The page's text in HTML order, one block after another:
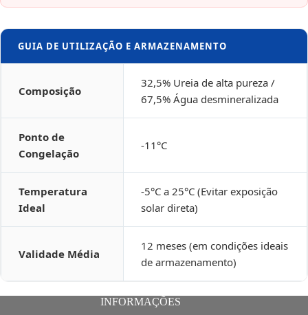
GUIA DE UTILIZAÇÃO E ARMAZENAMENTO
Composição
32,5% Ureia de alta pureza /
67,5% Água desmineralizada
Ponto de
Congelação
-11°C
Temperatura
Ideal
-5°C a 25°C (Evitar exposição
solar direta)
Validade Média
12 meses (em condições ideais
de armazenamento)
INFORMAÇÕES